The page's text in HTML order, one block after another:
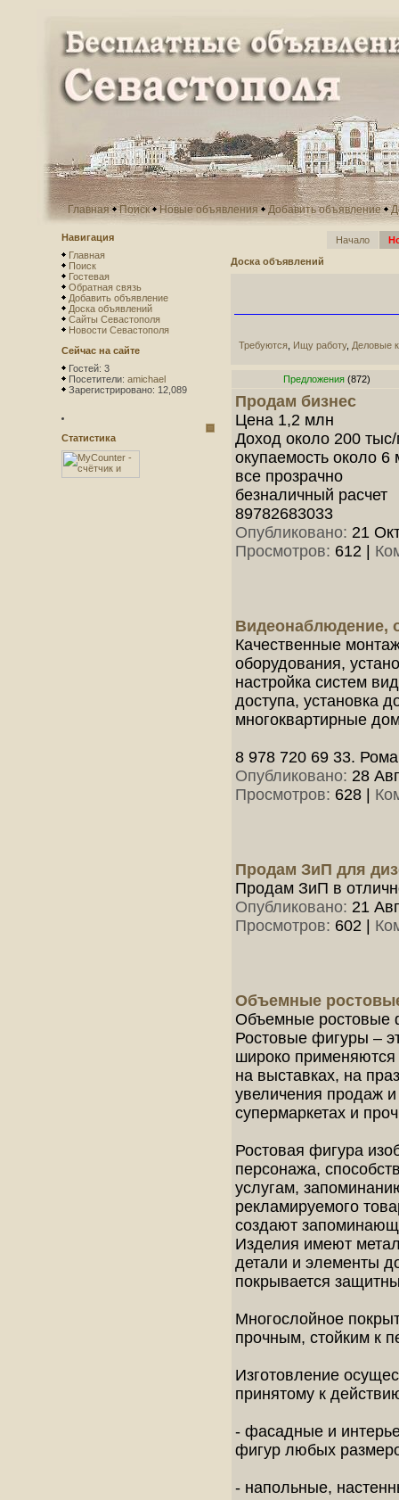
Главная Поиск Новые объявления Добавить объявление
Навигация
Главная
Поиск
Гостевая
Обратная связь
Добавить объявление
Доска объявлений
Сайты Севастополя
Новости Севастополя
Сейчас на сайте
Гостей: 3
Посетители: amichael
Зарегистрировано: 12,089
Статистика
Начало
Доска объявлений
Требуются, Ищу работу, Деловые
Предложения (872)
Продам бизнес
Цена 1,2 млн
Доход около 200
окупаемость около 6
все прозрачно
безналичный расчет
89782683033
Опубликовано: 21
Просмотров: 612
Видеонаблюдение,
Качественные
оборудования,
настройка систем
доступа, установка
многоквартирные
8 978 720 69 33.
Опубликовано: 28
Просмотров: 628
Продам ЗиП для
Продам ЗиП в
Опубликовано: 21
Просмотров: 602
Объемные
Объемные ростовые
Ростовые фигуры –
широко
на выставках, на
увеличения продаж
супермаркетах и
Ростовая фигура
персонажа,
услугам,
рекламируемого
создают
Изделия имеют
детали и элементы
покрывается
Многослойное
прочным, стойким к
Изготовление
принятому к
- фасадные и
фигур любых
- напольные,